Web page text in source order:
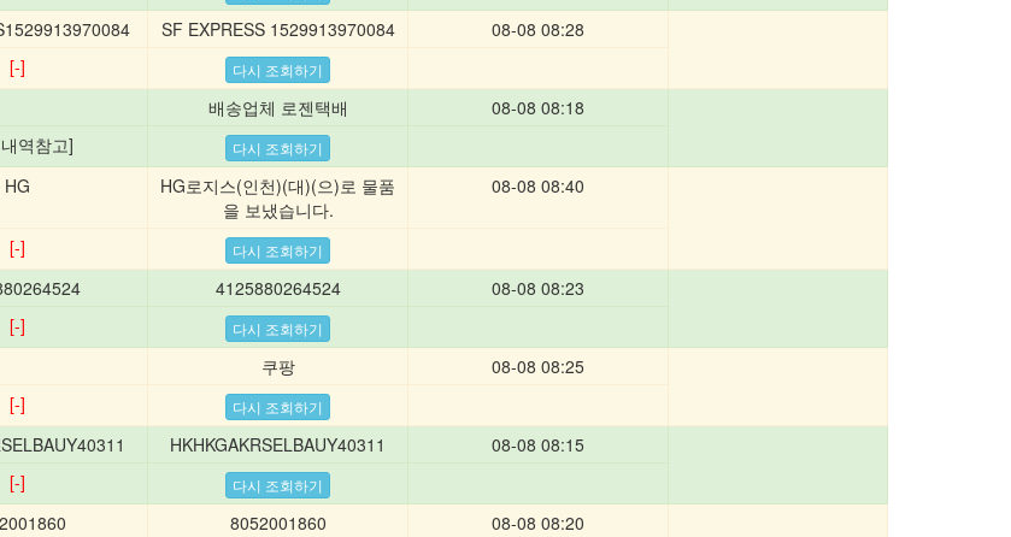
SF EXPRESS 1529913970084
08-08 08:28
[-]
배송업체 로젠택배
08-08 08:18
역참고]
HG
HG로지스(인천)(대)(으)로 물품
을 보냈습니다.
08-08 08:40
[-]
4125880264524
08-08 08:23
[-]
쿠팡
08-08 08:25
[-]
HKHKGAKRSELBAUY40311
08-08 08:15
[-]
8052001860
08-08 08:20